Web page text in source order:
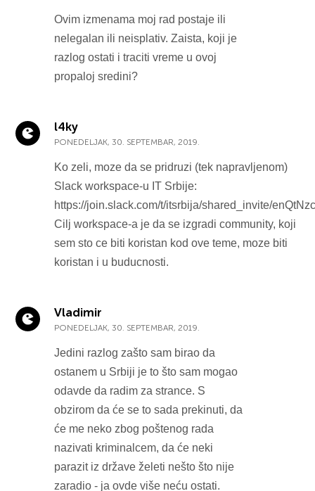
Ovim izmenama moj rad postaje ili
nelegalan ili neisplativ. Zaista, koji je
razlog ostati i traciti vreme u ovoj
propaloj sredini?
l4ky
PONEDELJAK, 30. SEPTEMBAR, 2019.
Ko zeli, moze da se pridruzi (tek napravljenom)
Slack workspace-u IT Srbije:
https://join.slack.com/t/itsrbija/shared_invite/
Cilj workspace-a je da se izgradi community, koji
sem sto ce biti koristan kod ove teme, moze biti
koristan i u buducnosti.
Vladimir
PONEDELJAK, 30. SEPTEMBAR, 2019.
Jedini razlog zašto sam birao da
ostanem u Srbiji je to što sam mogao
odavde da radim za strance. S
obzirom da će se to sada prekinuti, da
će me neko zbog poštenog rada
nazivati kriminalcem, da će neki
parazit iz države želeti nešto što nije
zaradio - ja ovde više neću ostati.